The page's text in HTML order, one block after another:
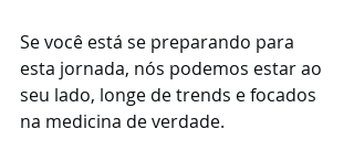
Se você está se preparando para
esta jornada, nós podemos estar ao
seu lado, longe de trends e focados
na medicina de verdade.